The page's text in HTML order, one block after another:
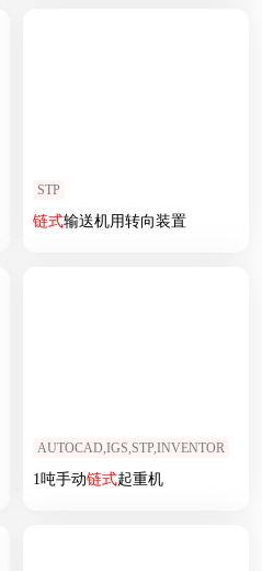
STP
链式输送机用转向装置
AUTOCAD,IGS,STP,INVENTOR
1吨手动链式起重机